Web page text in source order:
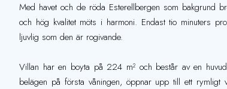
Med havet och de röda Esterellbergen som bakgrund
och hög kvalitet möts i harmoni. Endast tio minuters
ljuvlig som den är rogivande.
Villan har en boyta på 224 m² och består av en
belägen på första våningen, öppnar upp till ett